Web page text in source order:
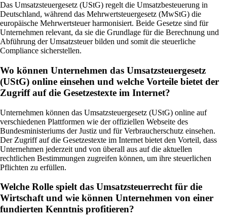
Das Umsatzsteuergesetz (UStG) regelt die Umsatzbesteuerung in
Deutschland, während das Mehrwertsteuergesetz (MwStG) die
europäische Mehrwertsteuer harmonisiert. Beide Gesetze sind für
Unternehmen relevant, da sie die Grundlage für die Berechnung und
Abführung der Umsatzsteuer bilden und somit die steuerliche
Compliance sicherstellen.
Wo können Unternehmen das Umsatzsteuergesetz
(UStG) online einsehen und welche Vorteile bietet der
Zugriff auf die Gesetzestexte im Internet?
Unternehmen können das Umsatzsteuergesetz (UStG) online auf
verschiedenen Plattformen wie der offiziellen Webseite des
Bundesministeriums der Justiz und für Verbraucherschutz einsehen.
Der Zugriff auf die Gesetzestexte im Internet bietet den Vorteil, dass
Unternehmen jederzeit und von überall aus auf die aktuellen
rechtlichen Bestimmungen zugreifen können, um ihre steuerlichen
Pflichten zu erfüllen.
Welche Rolle spielt das Umsatzsteuerrecht für die
Wirtschaft und wie können Unternehmen von einer
fundierten Kenntnis profitieren?